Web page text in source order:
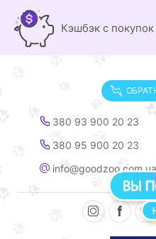
Кэшбэк с
380 93 900 20 23
380 95 900 20 23
info@goodzoo.com.ua